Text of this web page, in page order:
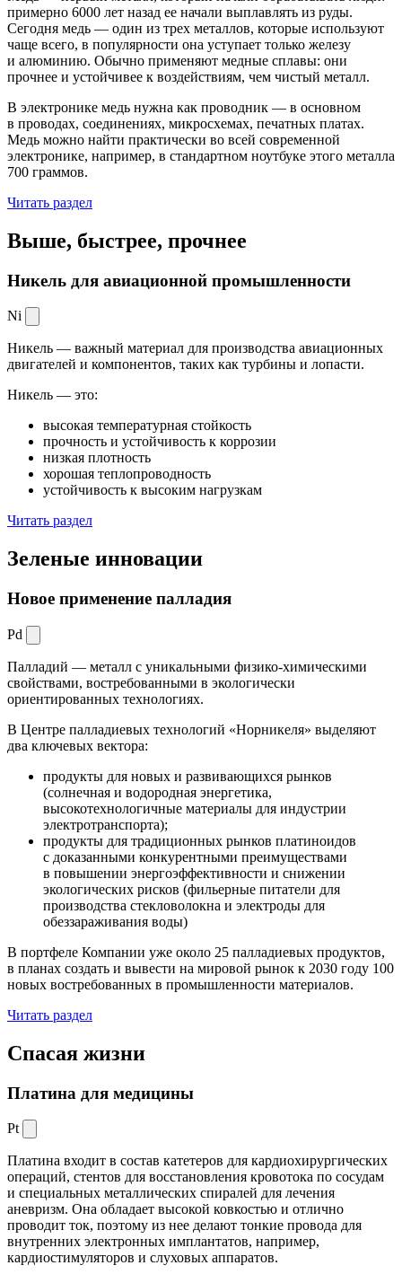
примерно 6000 лет назад ее начали выплавлять из руды.
Сегодня медь — один из трех металлов, которые используют
чаще всего, в популярности она уступает только железу
и алюминию. Обычно применяют медные сплавы: они
прочнее и устойчивее к воздействиям, чем чистый металл.
В электронике медь нужна как проводник — в основном
в проводах, соединениях, микросхемах, печатных платах.
Медь можно найти практически во всей современной
электронике, например, в стандартном ноутбуке этого металла
700 граммов.
Читать раздел
Выше, быстрее, прочнее
Никель для авиационной промышленности
Ni
Никель — важный материал для производства авиационных
двигателей и компонентов, таких как турбины и лопасти.
Никель — это:
высокая температурная стойкость
прочность и устойчивость к коррозии
низкая плотность
хорошая теплопроводность
устойчивость к высоким нагрузкам
Читать раздел
Зеленые инновации
Новое применение палладия
Pd
Палладий — металл с уникальными физико-химическими
свойствами, востребованными в экологически
ориентированных технологиях.
В Центре палладиевых технологий «Норникеля» выделяют
два ключевых вектора:
продукты для новых и развивающихся рынков
(солнечная и водородная энергетика,
высокотехнологичные материалы для индустрии
электротранспорта);
продукты для традиционных рынков платиноидов
с доказанными конкурентными преимуществами
в повышении энергоэффективности и снижении
экологических рисков (фильерные питатели для
производства стекловолокна и электроды для
обеззараживания воды)
В портфеле Компании уже около 25 палладиевых продуктов,
в планах создать и вывести на мировой рынок к 2030 году 100
новых востребованных в промышленности материалов.
Читать раздел
Спасая жизни
Платина для медицины
Pt
Платина входит в состав катетеров для кардиохирургических
операций, стентов для восстановления кровотока по сосудам
и специальных металлических спиралей для лечения
аневризм. Она обладает высокой ковкостью и отлично
проводит ток, поэтому из нее делают тонкие провода для
внутренних электронных имплантатов, например,
кардиостимуляторов и слуховых аппаратов.